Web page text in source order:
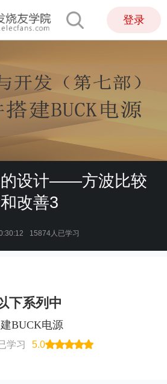
登录
的设计——方波比较
改善3
15874人已学习
下系列中
BUCK电源
学习
5.0